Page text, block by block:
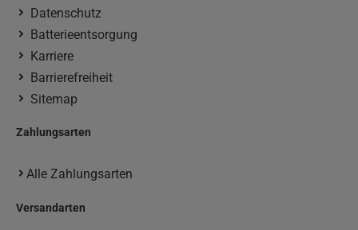
Datenschutz
Batterieentsorgung
Karriere
Barrierefreiheit
Sitemap
Zahlungsarten
Alle Zahlungsarten
Versandarten